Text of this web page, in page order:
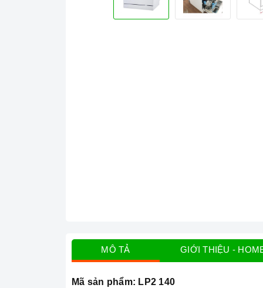
MÔ TẢ GIỚI THIỆU -
Mã sản phẩm: LP2 140